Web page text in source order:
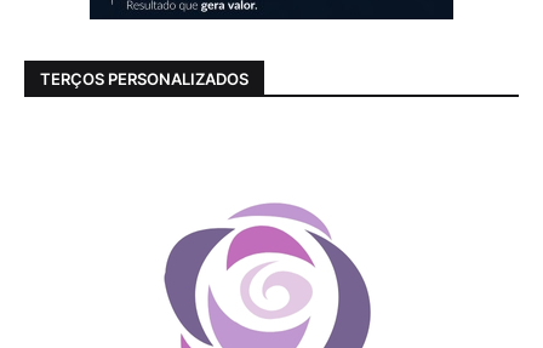
TERÇOS PERSONALIZADOS